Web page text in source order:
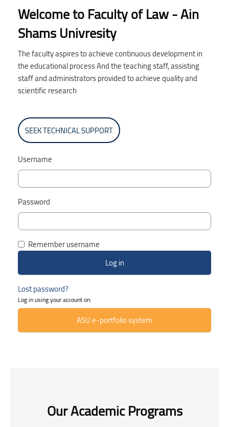
Welcome to Faculty of Law - Ain
Shams Univresity
The faculty aspires to achieve continuous development in
the educational process And the teaching staff, assisting
staff and administrators provided to achieve quality and
scientific research
SEEK TECHNICAL SUPPORT
Username
Password
Remember username
Lost password?
Log in using your account on:
ASU e-portfolio system
Our Academic Programs